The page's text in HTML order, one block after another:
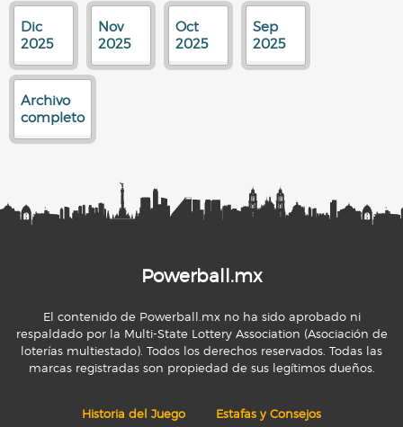
Dic
2025
Nov
2025
Oct
2025
Sep
2025
Archivo
completo
Powerball.mx
El contenido de Powerball.mx no ha sido aprobado ni
respaldado por la Multi-State Lottery Association (Asociación de
loterías multiestado). Todos los derechos reservados. Todas las
marcas registradas son propiedad de sus legítimos dueños.
Historia del Juego Estafas y Consejos